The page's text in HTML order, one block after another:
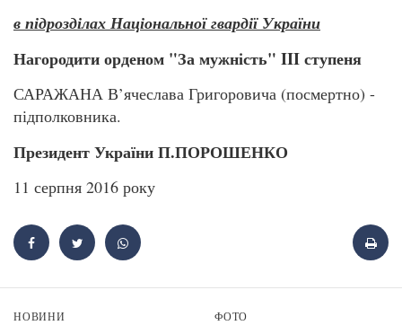
в підрозділах Національної гвардії України
Нагородити орденом "За мужність" III ступеня
САРАЖАНА В’ячеслава Григоровича (посмертно) -
підполковника.
Президент України П.ПОРОШЕНКО
11 серпня 2016 року
НОВИНИ ФОТО